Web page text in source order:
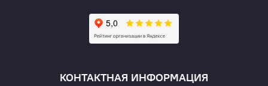
КОНТАКТНАЯ ИНФОРМАЦИЯ